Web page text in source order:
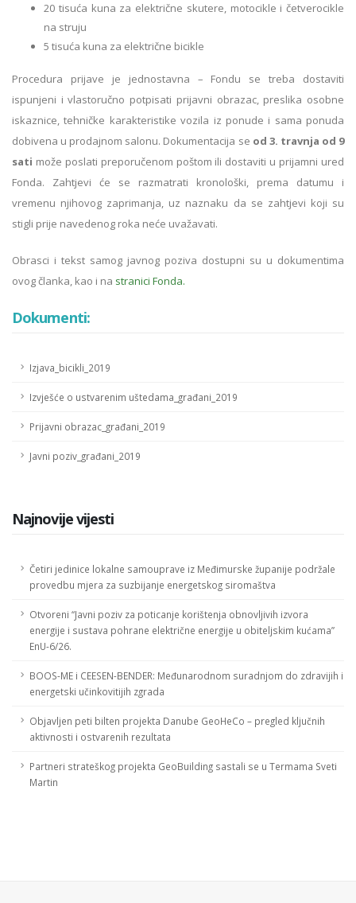
20 tisuća kuna za električne skutere, motocikle i četverocikle
na struju
5 tisuća kuna za električne bicikle
Procedura prijave je jednostavna – Fondu se treba dostaviti
ispunjeni i vlastoručno potpisati prijavni obrazac, preslika osobne
iskaznice, tehničke karakteristike vozila iz ponude i sama ponuda
dobivena u prodajnom salonu. Dokumentacija se od 3. travnja od 9
sati može poslati preporučenom poštom ili dostaviti u prijamni ured
Fonda. Zahtjevi će se razmatrati kronološki, prema datumu i
vremenu njihovog zaprimanja, uz naznaku da se zahtjevi koji su
stigli prije navedenog roka neće uvažavati.
Obrasci i tekst samog javnog poziva dostupni su u dokumentima
ovog članka, kao i na stranici Fonda.
Dokumenti:
Izjava_bicikli_2019
Izvješće o ustvarenim uštedama_građani_2019
Prijavni obrazac_građani_2019
Javni poziv_građani_2019
Najnovije vijesti
Četiri jedinice lokalne samouprave iz Međimurske županije podržale
provedbu mjera za suzbijanje energetskog siromaštva
Otvoreni “Javni poziv za poticanje korištenja obnovljivih izvora
energije i sustava pohrane električne energije u obiteljskim kućama”
EnU-6/26.
BOOS-ME i CEESEN-BENDER: Međunarodnom suradnjom do zdravijih i
energetski učinkovitijih zgrada
Objavljen peti bilten projekta Danube GeoHeCo – pregled ključnih
aktivnosti i ostvarenih rezultata
Partneri strateškog projekta GeoBuilding sastali se u Termama Sveti
Martin